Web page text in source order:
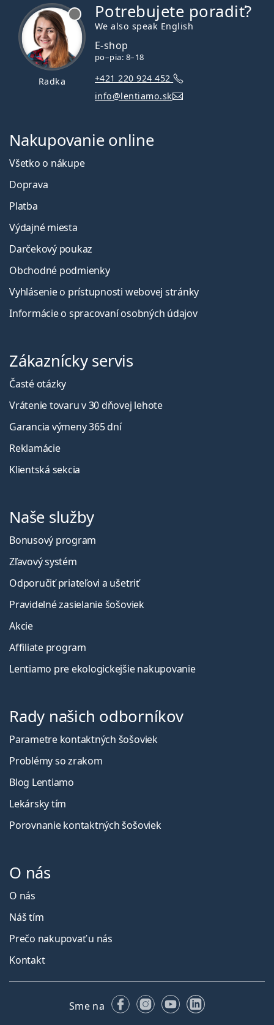
Radka
Potrebujete poradiť?
We also speak English
E-shop
po–pia: 8–18
+421 220 924 452
info@lentiamo.sk
Nakupovanie online
Všetko o nákupe
Doprava
Platba
Výdajné miesta
Darčekový poukaz
Obchodné podmienky
Vyhlásenie o prístupnosti webovej stránky
Informácie o spracovaní osobných údajov
Zákaznícky servis
Časté otázky
Vrátenie tovaru v 30 dňovej lehote
Garancia výmeny 365 dní
Reklamácie
Klientská sekcia
Naše služby
Bonusový program
Zľavový systém
Odporučiť priateľovi a ušetriť
Pravidelné zasielanie šošoviek
Akcie
Affiliate program
Lentiamo pre ekologickejšie nakupovanie
Rady našich odborníkov
Parametre kontaktných šošoviek
Problémy so zrakom
Blog Lentiamo
Lekársky tím
Porovnanie kontaktných šošoviek
O nás
O nás
Náš tím
Prečo nakupovať u nás
Kontakt
Sme na FacebookuInstagrame
YouTubeLinkedIn